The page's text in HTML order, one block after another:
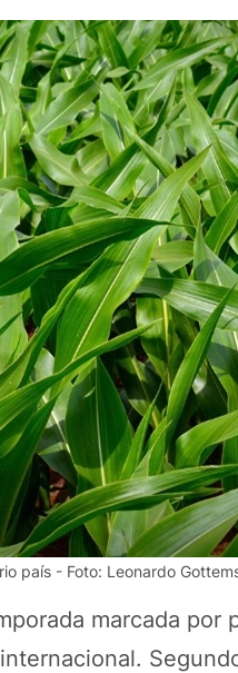
país - Foto: Leonardo
marcada por